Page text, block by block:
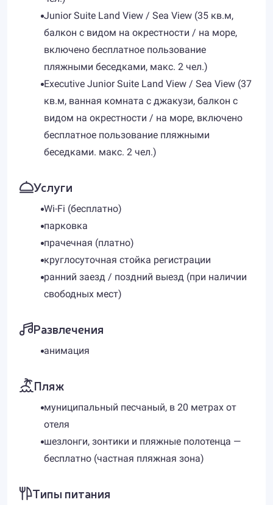
Junior Suite Land View / Sea View (35 кв.м,
балкон с видом на окрестности / на море,
включено бесплатное пользование
пляжными беседками, макс. 2 чел.)
Executive Junior Suite Land View / Sea View (37
кв.м, ванная комната с джакузи, балкон с
видом на окрестности / на море, включено
бесплатное пользование пляжными
беседками. макс. 2 чел.)
Услуги
Wi-Fi (бесплатно)
парковка
прачечная (платно)
круглосуточная стойка регистрации
ранний заезд / поздний выезд (при наличии
свободных мест)​
Развлечения
анимация
Пляж
муниципальный песчаный, в 20 метрах от
отеля
шезлонги, зонтики и пляжные полотенца —
бесплатно (частная пляжная зона)
Типы питания